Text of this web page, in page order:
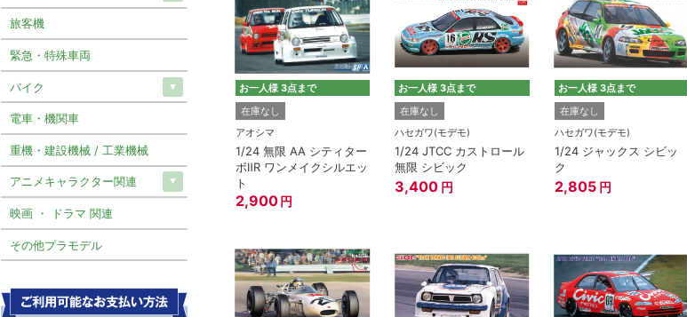
お一人様 3点まで
在庫なし
アオシマ
1/24 無限 AA シティター
ボⅡR ワンメイクシルエッ
ト
2,900 円
お一人様 3点まで
在庫なし
ハセガワ(モデモ)
1/24 JTCC カストロール
無限 シビック
3,400 円
お一人様 3点まで
在庫なし
ハセガワ(モデモ)
1/24 ジャックス シビッ
ク
2,805 円
旅客機
緊急・特殊車両
バイク
電車・機関車
重機・建設機械 / 工業機械
アニメキャラクター関連
映画 ・ ドラマ 関連
その他プラモデル